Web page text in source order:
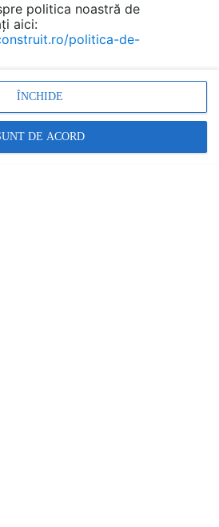
de amenajare open space
politica noastră de
aici:
politica-de-
ÎNCHIDE
DE ACORD